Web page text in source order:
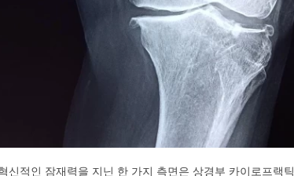
적인 잠재력을 지닌 한 가지 측면은 상경부 카이로프랙틱